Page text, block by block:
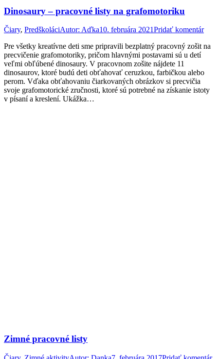
Dinosaury – pracovné listy na grafomotoriku
Čiary, PredškoláciAutor: Aďka10. februára 2021Pridať komentár
Pre všetky kreatívne deti sme pripravili bezplatný pracovný zošit na
precvičenie grafomotoriky, pričom hlavnými postavami sú u detí
veľmi obľúbené dinosaury. V pracovnom zošite nájdete 11
dinosaurov, ktoré budú deti obťahovať ceruzkou, farbičkou alebo
perom. Vďaka obťahovaniu čiarkovaných obrázkov si precvičia
svoje grafomotorické zručnosti, ktoré sú potrebné na získanie istoty
v písaní a kreslení. Ukážka…
Zimné pracovné listy